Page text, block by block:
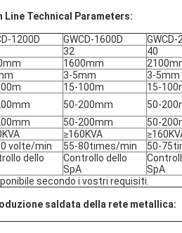
Technical Parameters:
1200D GWCD-1600D GWCD-
32 40
1600mm
3-5mm 3-5mm
15-100m 15-
50-200mm 50-
50-200mm 50-
≥160KVA
volte/min 55-80times/min 50-
dello
Controllo dello
SpA
SpA
secondo i vostri requisiti.
saldata della rete metallica: